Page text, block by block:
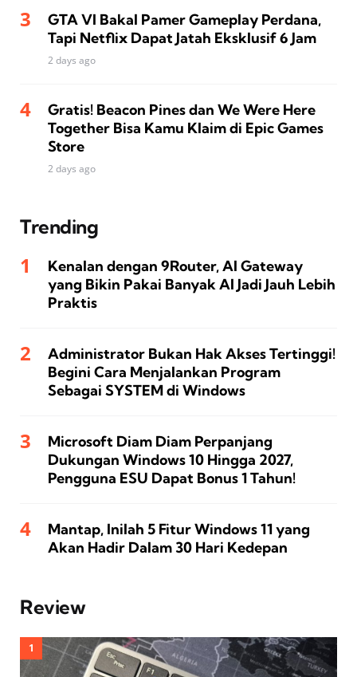
GTA VI Bakal Pamer Gameplay Perdana,
Tapi Netflix Dapat Jatah Eksklusif 6 Jam
2 days ago
Gratis! Beacon Pines dan We Were Here
Together Bisa Kamu Klaim di Epic Games
Store
2 days ago
Trending
Kenalan dengan 9Router, AI Gateway
yang Bikin Pakai Banyak AI Jadi Jauh Lebih
Praktis
Administrator Bukan Hak Akses Tertinggi!
Begini Cara Menjalankan Program
Sebagai SYSTEM di Windows
Microsoft Diam Diam Perpanjang
Dukungan Windows 10 Hingga 2027,
Pengguna ESU Dapat Bonus 1 Tahun!
Mantap, Inilah 5 Fitur Windows 11 yang
Akan Hadir Dalam 30 Hari Kedepan
Review